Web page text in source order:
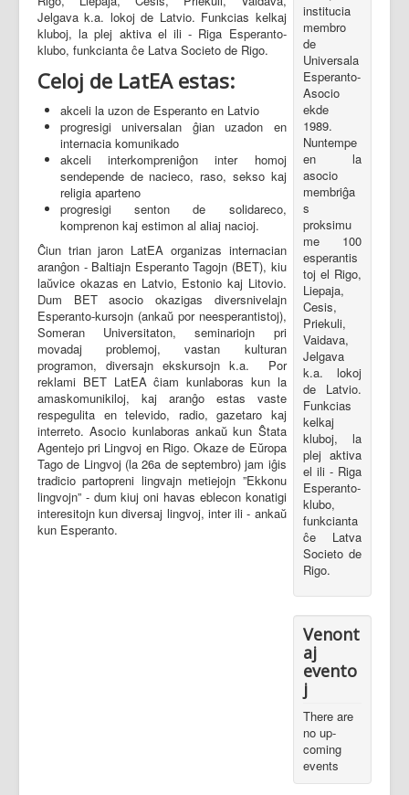
Jelgava k.a. lokoj de Latvio. Funkcias kelkaj
kluboj, la plej aktiva el ili - Riga Esperanto-
klubo, funkcianta ĉe Latva Societo de Rigo.
Celoj de LatEA estas:
akceli la uzon de Esperanto en Latvio
progresigi universalan ĝian uzadon en
internacia komunikado
akceli interkompreniĝon inter homoj
sendepende de nacieco, raso, sekso kaj
religia aparteno
progresigi senton de solidareco,
komprenon kaj estimon al aliaj nacioj.
Ĉiun trian jaron LatEA organizas internacian
aranĝon - Baltiajn Esperanto Tagojn (BET), kiu
laŭvice okazas en Latvio, Estonio kaj Litovio.
Dum BET asocio okazigas diversnivelajn
Esperanto-kursojn (ankaŭ por neesperantistoj),
Someran Universitaton, seminariojn pri
movadaj problemoj, vastan kulturan
programon, diversajn ekskursojn k.a. Por
reklami BET LatEA ĉiam kunlaboras kun la
amaskomunikiloj, kaj aranĝo estas vaste
respegulita en televido, radio, gazetaro kaj
interreto. Asocio kunlaboras ankaŭ kun Ŝtata
Agentejo pri Lingvoj en Rigo. Okaze de Eŭropa
Tago de Lingvoj (la 26a de septembro) jam iĝis
tradicio partopreni lingvajn metiejojn ”Ekkonu
lingvojn” - dum kiuj oni havas eblecon konatigi
interesitojn kun diversaj lingvoj, inter ili - ankaŭ
kun Esperanto.
institucia
membro
de
Universala
Esperanto-
Asocio
ekde
1989.
Nuntempe
en la
asocio
membriĝa
s
proksimu
me 100
esperantis
toj el Rigo,
Liepaja,
Cesis,
Priekuli,
Vaidava,
Jelgava
k.a. lokoj
de Latvio.
Funkcias
kelkaj
kluboj, la
plej aktiva
el ili - Riga
Esperanto-
klubo,
funkcianta
ĉe Latva
Societo de
Rigo.
Venont
aj
evento
j
There are
no up-
coming
events